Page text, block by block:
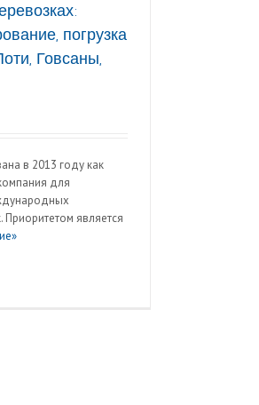
погрузка
Говсаны,
в 2013 году как
для
является